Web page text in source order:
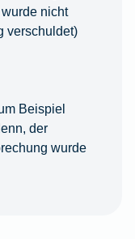
nicht
verschuldet)
Beispiel
der
wurde